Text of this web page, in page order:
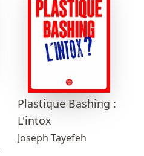
Plastique Bashing :
L'intox
Joseph Tayefeh